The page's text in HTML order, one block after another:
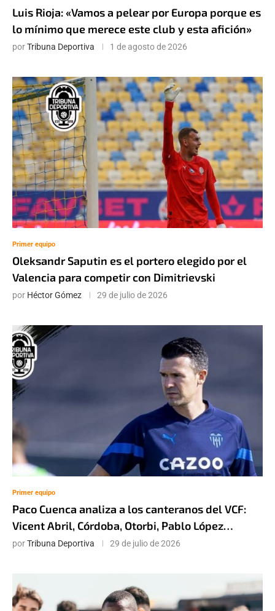
Luis Rioja: «Vamos a pelear por Europa porque es
lo mínimo que merece este club y esta afición»
porTribuna Deportiva 1 de agosto de 2026
Primer equipo
Oleksandr Saputin es el portero elegido por el
Valencia para competir con Dimitrievski
por Héctor Gómez 29 de julio de 2026
Primer equipo
Paco Cuenca analiza a los canteranos del VCF:
Vicent Abril, Córdoba, Otorbi, Pablo López…
porTribuna Deportiva 29 de julio de 2026